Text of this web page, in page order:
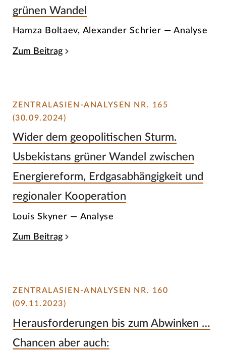
grünen Wandel
Hamza Boltaev, Alexander Schrier — Analyse
Zum Beitrag
ZENTRALASIEN-ANALYSEN NR. 165
(30.09.2024)
Wider dem geopolitischen Sturm.
Usbekistans grüner Wandel zwischen
Energiereform, Erdgasabhängigkeit und
regionaler Kooperation
Louis Skyner — Analyse
Zum Beitrag
ZENTRALASIEN-ANALYSEN NR. 160
(09.11.2023)
Herausforderungen bis zum Abwinken …
Chancen aber auch: